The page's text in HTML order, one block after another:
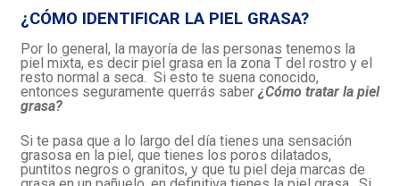
¿CÓMO IDENTIFICAR LA PIEL GRASA?
Por lo general, la mayoría de las personas tenemos la
piel mixta, es decir piel grasa en la zona T del rostro y el
resto normal a seca. Si esto te suena conocido,
entonces seguramente querrás saber¿Cómo tratar la piel
grasa?
Si te pasa que a lo largo del día tienes una sensación
grasosa en la piel, que tienes los poros dilatados,
puntitos negros o granitos, y que tu piel deja marcas de